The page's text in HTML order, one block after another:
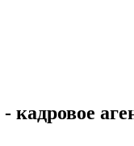
- кадровое